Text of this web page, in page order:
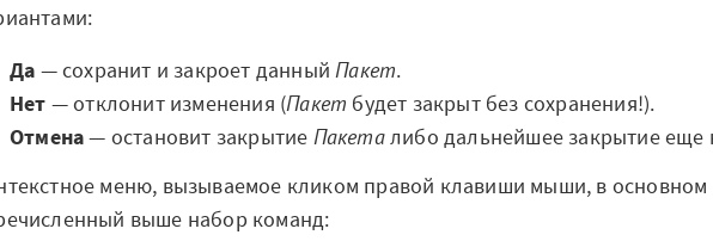
Да — сохранит и закроет данныйПакет.
Нет — отклонит изменения (Пакет будет закрыт без сохранения!).
Отмена— остановит закрытие Пакеталибо дальнейшее закрытие еще
меню, вызываемое кликом правой клавиши мыши, в основном
выше набор команд: